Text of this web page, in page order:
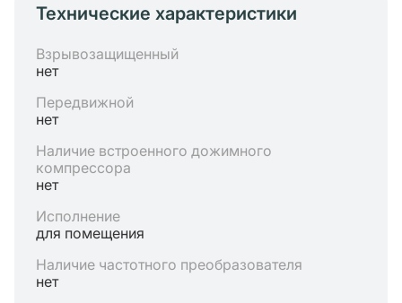
Технические характеристики
Взрывозащищенный
нет
Передвижной
нет
Наличие встроенного дожимного
компрессора
нет
Исполнение
для помещения
Наличие частотного преобразователя
нет